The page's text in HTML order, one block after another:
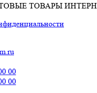
ТОВАРЫ
00
00